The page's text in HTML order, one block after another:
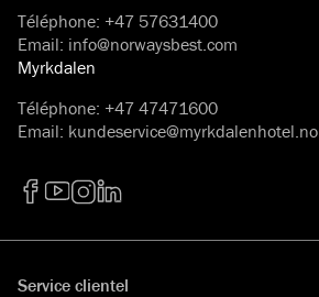
Téléphone: +47 57631400
Email: info@norwaysbest.com
Myrkdalen
Téléphone: +47 47471600
Email: kundeservice@myrkdalenhotel.no
Service clientel